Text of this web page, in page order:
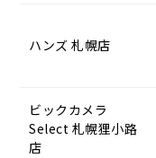
ハンズ 札幌店
ビックカメラ
Select 札幌狸小路
店